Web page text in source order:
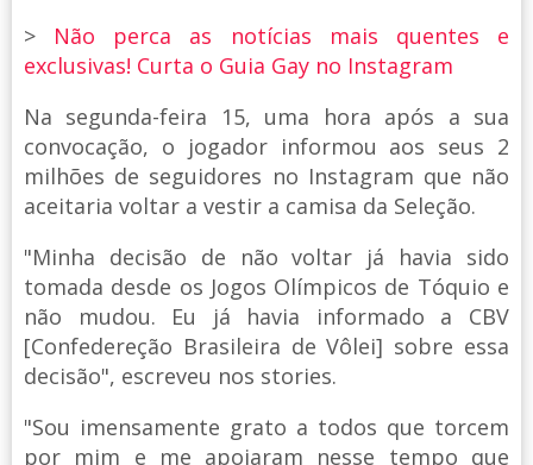
> Não perca as notícias mais quentes e
exclusivas! Curta o Guia Gay no Instagram
Na segunda-feira 15, uma hora após a sua
convocação, o jogador informou aos seus 2
milhões de seguidores no Instagram que não
aceitaria voltar a vestir a camisa da Seleção.
"Minha decisão de não voltar já havia sido
tomada desde os Jogos Olímpicos de Tóquio e
não mudou. Eu já havia informado a CBV
[Confedereção Brasileira de Vôlei] sobre essa
decisão", escreveu nos stories.
"Sou imensamente grato a todos que torcem
por mim e me apoiaram nesse tempo que